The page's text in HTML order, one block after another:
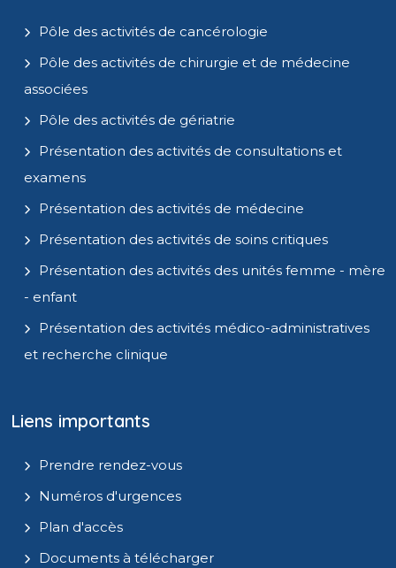
Pôle des activités de cancérologie
Pôle des activités de chirurgie et de médecine
associées
Pôle des activités de gériatrie
Présentation des activités de consultations et
examens
Présentation des activités de médecine
Présentation des activités de soins critiques
Présentation des activités des unités femme - mère
- enfant
Présentation des activités médico-administratives
et recherche clinique
Liens importants
Prendre rendez-vous
Numéros d'urgences
Plan d'accès
Documents à télécharger